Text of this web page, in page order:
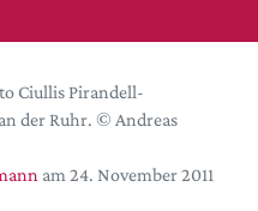
Ciullis Pirandell-
der Ruhr. © Andreas
am 24. November 2011